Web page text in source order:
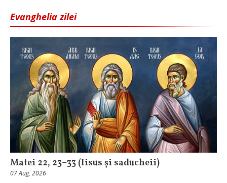
Evanghelia zilei
Matei 22, 23–33 (Iisus și saducheii)
07 Aug, 2026